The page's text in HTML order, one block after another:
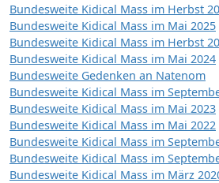
Bundesweite Kidical Mass im Herbst
Bundesweite Kidical Mass im Mai 2025
Bundesweite Kidical Mass im Herbst
Bundesweite Kidical Mass im Mai 2024
Bundesweite Gedenken an Natenom
Bundesweite Kidical Mass im
Bundesweite Kidical Mass im Mai 2023
Bundesweite Kidical Mass im Mai 2022
Bundesweite Kidical Mass im
Bundesweite Kidical Mass im
Bundesweite Kidical Mass im März